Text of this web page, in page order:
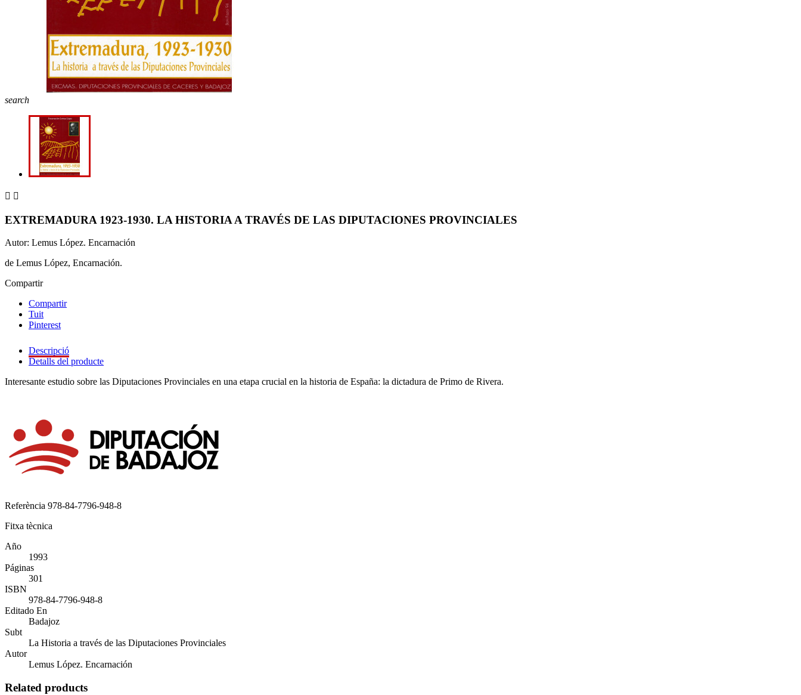
search
 
EXTREMADURA 1923-1930. LA HISTORIA A TRAVÉS DE LAS DIPUTACIONES PROVINCIALES
Autor: Lemus López. Encarnación
de Lemus López, Encarnación.
Compartir
Compartir
Tuit
Pinterest
Descripció
Detalls del producte
Interesante estudio sobre las Diputaciones Provinciales en una etapa crucial en la historia de España: la dictadura de Primo de Rivera.
Referència 978-84-7796-948-8
Fitxa tècnica
Año
1993
Páginas
301
ISBN
978-84-7796-948-8
Editado En
Badajoz
Subt
La Historia a través de las Diputaciones Provinciales
Autor
Lemus López. Encarnación
Related products